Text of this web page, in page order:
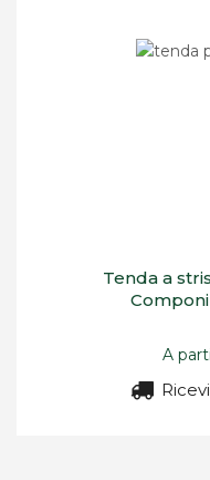
Tenda a
A